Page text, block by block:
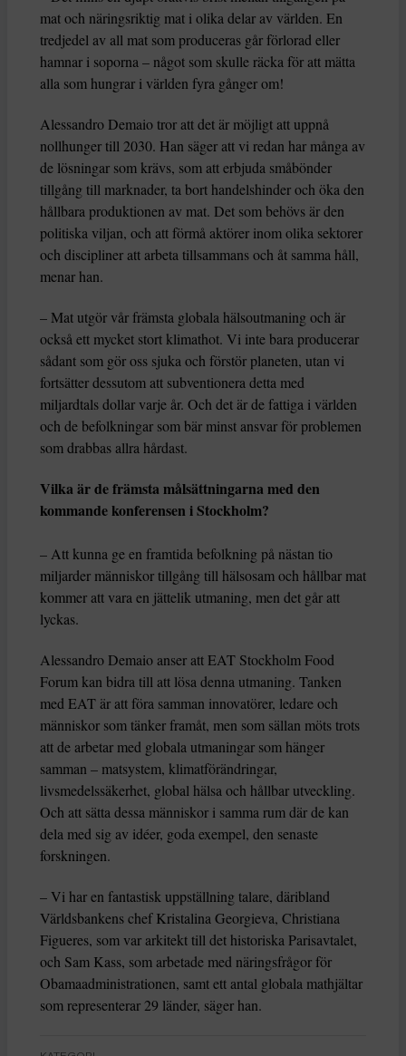
mat och näringsriktig mat i olika delar av världen. En
tredjedel av all mat som produceras går förlorad eller
hamnar i soporna – något som skulle räcka för att mätta
alla som hungrar i världen fyra gånger om!
Alessandro Demaio tror att det är möjligt att uppnå
nollhunger till 2030. Han säger att vi redan har många av
de lösningar som krävs, som att erbjuda småbönder
tillgång till marknader, ta bort handelshinder och öka den
hållbara produktionen av mat. Det som behövs är den
politiska viljan, och att förmå aktörer inom olika sektorer
och discipliner att arbeta tillsammans och åt samma håll,
menar han.
– Mat utgör vår främsta globala hälsoutmaning och är
också ett mycket stort klimathot. Vi inte bara producerar
sådant som gör oss sjuka och förstör planeten, utan vi
fortsätter dessutom att subventionera detta med
miljardtals dollar varje år. Och det är de fattiga i världen
och de befolkningar som bär minst ansvar för problemen
som drabbas allra hårdast.
Vilka är de främsta målsättningarna med den
kommande konferensen i Stockholm?
– Att kunna ge en framtida befolkning på nästan tio
miljarder människor tillgång till hälsosam och hållbar mat
kommer att vara en jättelik utmaning, men det går att
lyckas.
Alessandro Demaio anser att EAT Stockholm Food
Forum kan bidra till att lösa denna utmaning. Tanken
med EAT är att föra samman innovatörer, ledare och
människor som tänker framåt, men som sällan möts trots
att de arbetar med globala utmaningar som hänger
samman – matsystem, klimatförändringar,
livsmedelssäkerhet, global hälsa och hållbar utveckling.
Och att sätta dessa människor i samma rum där de kan
dela med sig av idéer, goda exempel, den senaste
forskningen.
– Vi har en fantastisk uppställning talare, däribland
Världsbankens chef Kristalina Georgieva, Christiana
Figueres, som var arkitekt till det historiska Parisavtalet,
och Sam Kass, som arbetade med näringsfrågor för
Obamaadministrationen, samt ett antal globala mathjältar
som representerar 29 länder, säger han.